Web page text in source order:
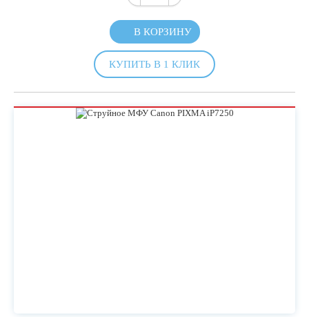
В КОРЗИНУ
КУПИТЬ В 1 КЛИК